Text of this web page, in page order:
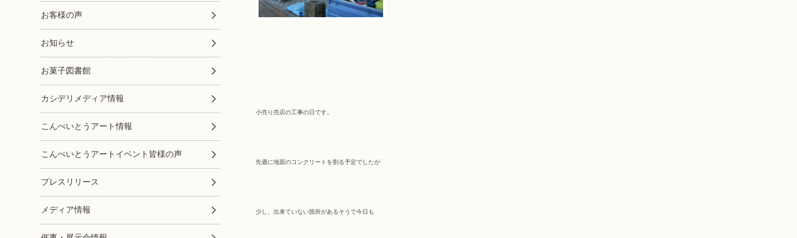
お客様の声
お知らせ
お菓子図書館
カシデリメディア情報
こんぺいとうアート情報
こんぺいとうアートイベント皆様の声
プレスリリース
メディア情報
小売り売店の工事の日です。
先週に地面のコンクリートを割る予定でしたが
少し、出来ていない箇所があるそうで今日も